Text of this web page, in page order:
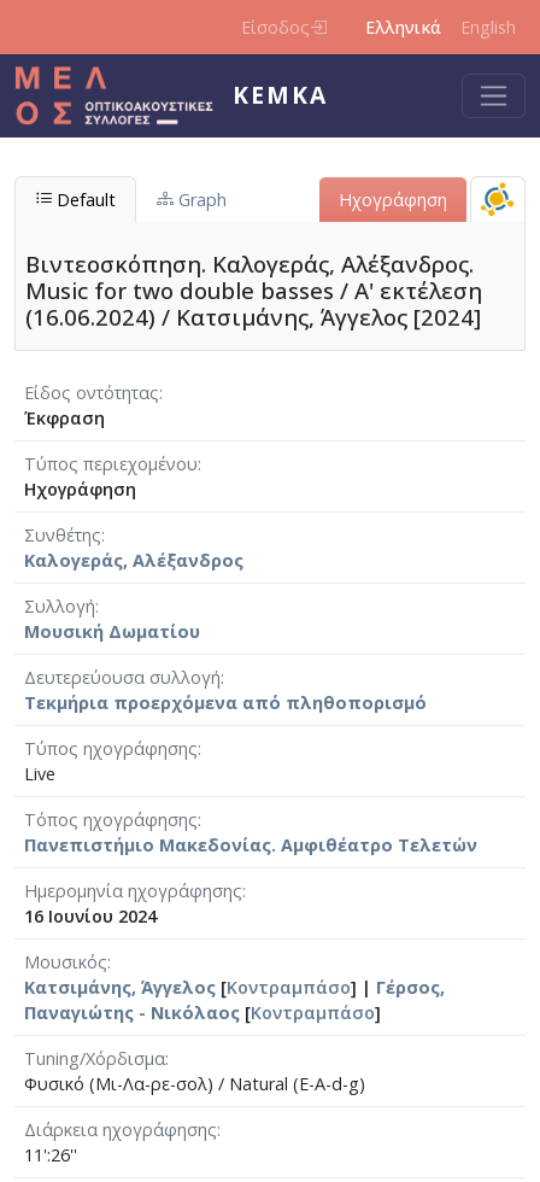
Είσοδος Ελληνικά English
ΚΕΜΚΑ
Default Graph Ηχογράφηση
Βιντεοσκόπηση. Καλογεράς, Αλέξανδρος.
Music for two double basses / Α' εκτέλεση
(16.06.2024) / Κατσιμάνης, Άγγελος [2024]
Είδος οντότητας
Έκφραση
Τύπος περιεχομένου
Ηχογράφηση
Συνθέτης
Καλογεράς, Αλέξανδρος
Συλλογή
Μουσική Δωματίου
Δευτερεύουσα συλλογή
Τεκμήρια προερχόμενα από πληθοπορισμό
Τύπος ηχογράφησης
Live
Τόπος ηχογράφησης
Πανεπιστήμιο Μακεδονίας. Αμφιθέατρο Τελετών
Ημερομηνία ηχογράφησης
16 Ιουνίου 2024
Μουσικός
Κατσιμάνης, Άγγελος [Κοντραμπάσο] | Γέρσος,
Παναγιώτης - Νικόλαος [Κοντραμπάσο]
Tuning/Χόρδισμα
Φυσικό (Μι-Λα-ρε-σολ) / Natural (E-A-d-g)
Διάρκεια ηχογράφησης
11':26''